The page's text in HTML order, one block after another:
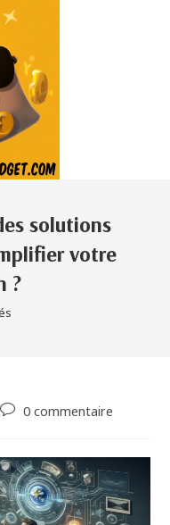
solutions
votre
?
0 commentaire